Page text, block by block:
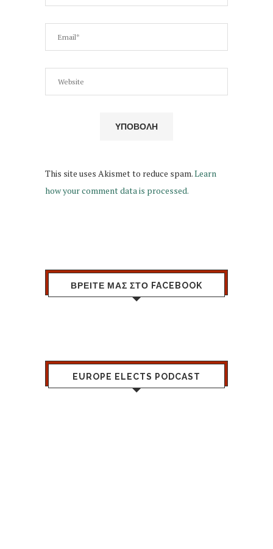
This site uses Akismet to reduce spam.Learn
how your comment data is processed.
ΒΡΕΙΤΕ ΜΑΣ ΣΤΟ FACEBOOK
EUROPE ELECTS PODCAST